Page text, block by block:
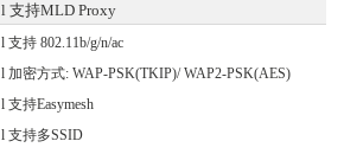
l支持MLD Proxy
l支持 802.11b/g/n/ac
l加密方式: WAP-PSK(TKIP)/ WAP2-PSK(AES)
l支持Easymesh
l支持多SSID